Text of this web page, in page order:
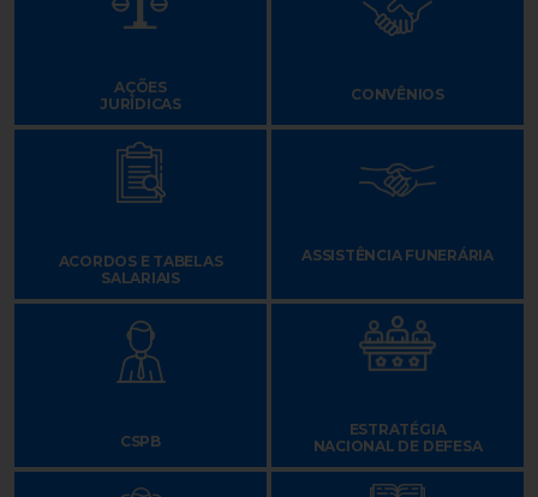
AÇÕES
JURÍDICAS
CONVÊNIOS
ACORDOS E TABELAS
SALARIAIS
ASSISTÊNCIA FUNERÁRIA
CSPB
ESTRATÉGIA
NACIONAL DE DEFESA